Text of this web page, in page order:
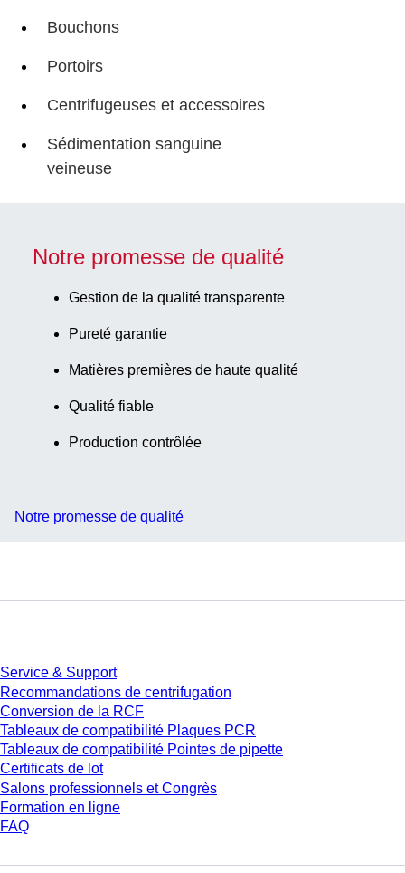
Bouchons
Portoirs
Centrifugeuses et accessoires
Sédimentation sanguine
veineuse
Notre promesse de qualité
Gestion de la qualité transparente
Pureté garantie
Matières premières de haute qualité
Qualité fiable
Production contrôlée
Notre promesse de qualité
Service & Support
Recommandations de centrifugation
Conversion de la RCF
Tableaux de compatibilité Plaques PCR
Tableaux de compatibilité Pointes de pipette
Certificats de lot
Salons professionnels et Congrès
Formation en ligne
FAQ